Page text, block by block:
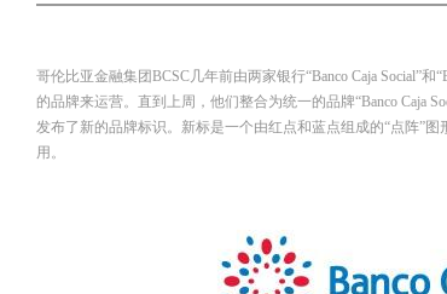
哥伦比亚金融集团BCSC几年前由两家银行“Banco Caja Social”
的品牌来运营。直到上周，他们整合为统一的品牌“Banco Caja
发布了新的品牌标识。新标是一个由红点和蓝点组成的“点阵”
用。